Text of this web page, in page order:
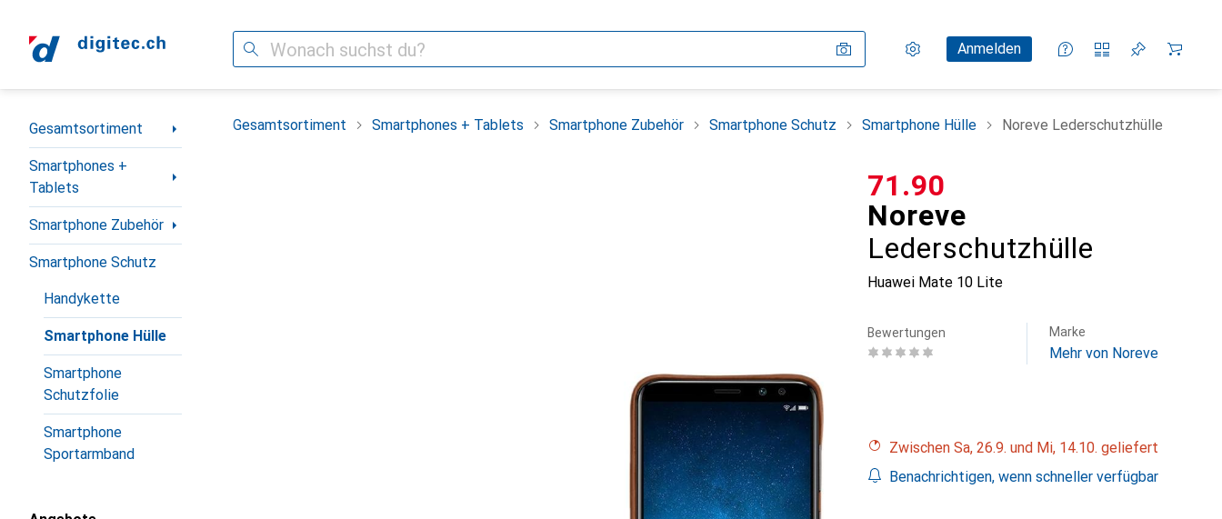
Suche Einstellungen
KundenkontoAnmelden
Vergleichslisten
Merklisten
Warenkorb
Navigation nach Kategorien
Gesamtsortiment
Smartphones +
Tablets
Smartphone Zubehör
Smartphone Schutz
Handykette
Smartphone Hülle
Smartphone
Schutzfolie
Smartphone
Sportarmband
Gesamtsortiment Smartphones + Tablets Smartphone Zubehör Smartphone Schutz Smartphone Hülle Noreve Lederschutzhülle
Noreve
Lederschutzhülle
Huawei Mate 10 Lite
CHF
71.90
Bewertungen Marke
Mehr von Noreve
Zwischen Sa, 26.9. und Mi, 14.10. geliefert
Benachrichtigen, wenn schneller verfügbar